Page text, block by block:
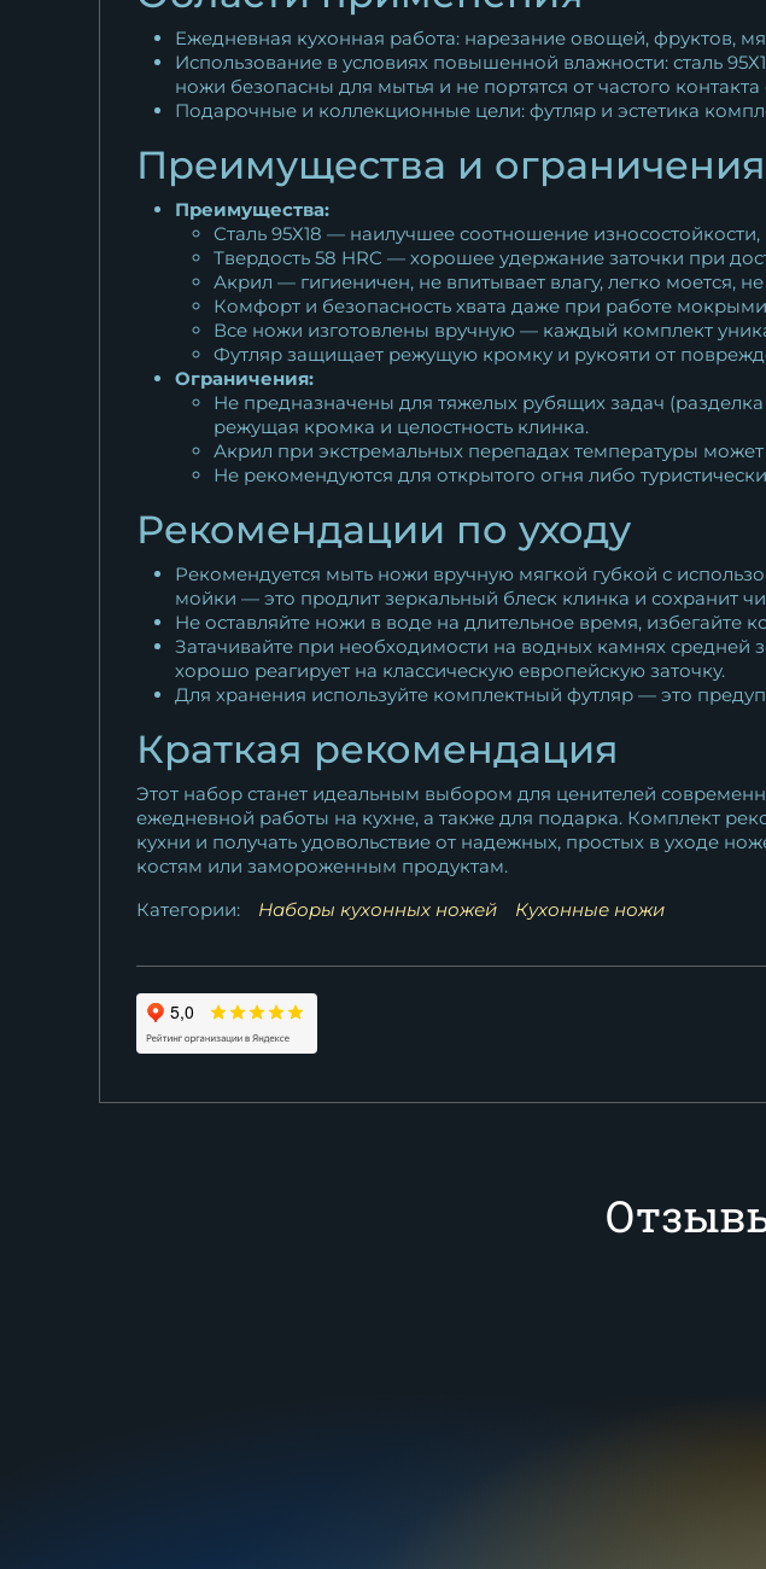
Ежедневная кухонная работа: нарезание овощей, фруктов,
Использование в условиях повышенной влажности: сталь
ножи безопасны для мытья и не портятся от частого контакта
Подарочные и коллекционные цели: футляр и эстетика
Преимущества и ограничения
Преимущества:
Сталь 95Х18 — наилучшее соотношение
Твердость 58 HRC — хорошее удержание заточки при
Акрил — гигиеничен, не впитывает влагу, легко моется, не
Комфорт и безопасность хвата даже при работе
Все ножи изготовлены вручную — каждый комплект
Футляр защищает режущую кромку и рукояти от
Ограничения:
Не предназначены для тяжелых рубящих задач
режущая кромка и целостность клинка.
Акрил при экстремальных перепадах температуры
Не рекомендуются для открытого огня либо
Рекомендации по уходу
Рекомендуется мыть ножи вручную мягкой губкой с
мойки — это продлит зеркальный блеск клинка и сохранит
Не оставляйте ножи в воде на длительное время, избегайте
Затачивайте при необходимости на водных камнях средней
хорошо реагирует на классическую европейскую заточку.
Для хранения используйте комплектный футляр — это
Краткая рекомендация
Этот набор станет идеальным выбором для ценителей
ежедневной работы на кухне, а также для подарка. Комплект
кухни и получать удовольствие от надежных, простых в уходе
костям или замороженным продуктам.
Категории:
Наборы кухонных ножей Кухонные ножи